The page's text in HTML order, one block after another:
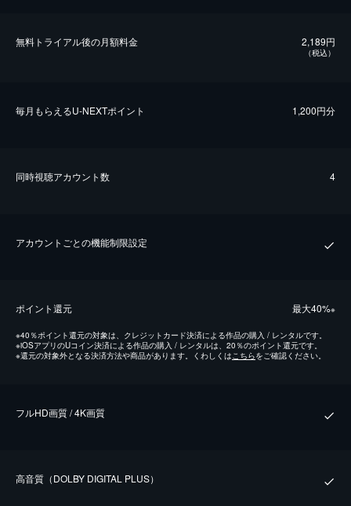
無料トライアル後の⽉額料金 2,189円
（税込）
毎⽉もらえるU-NEXTポイント 1,200円分
同時視聴アカウント数 4
アカウントごとの機能制限設定
ポイント還元 最⼤40%※
※40％ポイント還元の対象は、クレジットカード決済による作品の購入 / レンタルです。
※iOSアプリのUコイン決済による作品の購入 / レンタルは、20％のポイント還元です。
※還元の対象外となる決済方法や商品があります。くわしくはこちらをご確認ください。
フルHD画質 / 4K画質
⾼⾳質（DOLBY DIGITAL PLUS）